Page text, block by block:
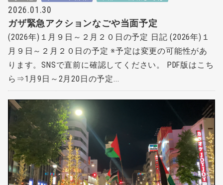
2026.01.30
ガザ緊急アクションなごや当面予定
(2026年)１月９日～２月２０日の予定 日記 (2026年)１
月９日～２月２０日の予定 ※予定は変更の可能性があ
ります。SNSで直前に確認してください。 PDF版はこち
ら⇒1月9日～2月20日の予定...